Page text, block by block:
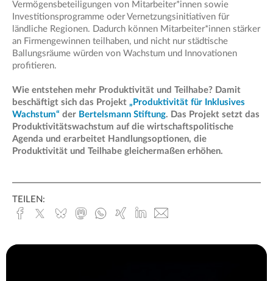
Vermögensbeteiligungen von Mitarbeiter*innen sowie
Investitionsprogramme oder Vernetzungsinitiativen für
ländliche Regionen. Dadurch können Mitarbeiter*innen stärker
an Firmengewinnen teilhaben, und nicht nur städtische
Ballungsräume würden von Wachstum und Innovationen
profitieren.
Wie entstehen mehr Produktivität und Teilhabe? Damit
beschäftigt sich das Projekt „Produktivität für Inklusives
Wachstum“ der Bertelsmann Stiftung. Das Projekt setzt das
Produktivitätswachstum auf die wirtschaftspolitische
Agenda und erarbeitet Handlungsoptionen, die
Produktivität und Teilhabe gleichermaßen erhöhen.
TEILEN:
Facebook
x.com BlueskyMastodonWhatsapp
Xing
Linked